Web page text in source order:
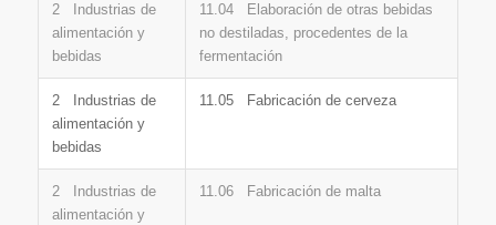
2 Industrias de
alimentación y
bebidas
11.04 Elaboración de otras bebidas
no destiladas, procedentes de la
fermentación
2 Industrias de
alimentación y
bebidas
11.05 Fabricación de cerveza
2 Industrias de
alimentación y
11.06 Fabricación de malta